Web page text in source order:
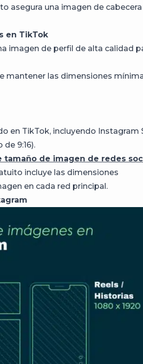
asegura una imagen de
en TikTok
imagen de perfil de alta calidad
mantener las dimensiones
en TikTok, incluyendo Instagram
9:16).
tamaño de imagen de redes
incluye las dimensiones
en cada red principal.